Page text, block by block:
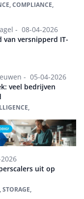
COMPLIANCE,
- 08-04-2026
van versnipperd IT-
- 05-04-2026
veel bedrijven
uit op